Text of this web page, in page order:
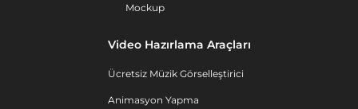
Mockup
Video Hazırlama Araçları
Ücretsiz Müzik Görselleştirici
Animasyon Yapma